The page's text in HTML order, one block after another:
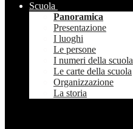
Scuola
Panoramica
Presentazione
I luoghi
Le persone
I numeri della scuola
Le carte della scuola
Organizzazione
La storia